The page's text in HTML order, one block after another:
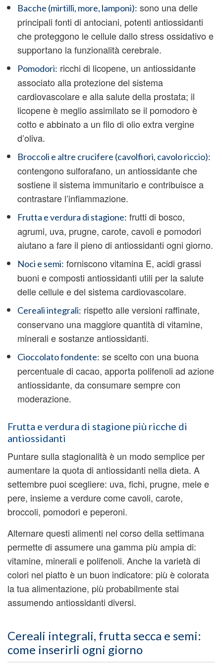
Bacche (mirtilli, more, lamponi): sono una delle
principali fonti di antociani, potenti antiossidanti
che proteggono le cellule dallo stress ossidativo e
supportano la funzionalità cerebrale.
Pomodori: ricchi di licopene, un antiossidante
associato alla protezione del sistema
cardiovascolare e alla salute della prostata; il
licopene è meglio assimilato se il pomodoro è
cotto e abbinato a un filo di olio extra vergine
d’oliva.
Broccoli e altre crucifere (cavolfiori, cavolo riccio):
contengono sulforafano, un antiossidante che
sostiene il sistema immunitario e contribuisce a
contrastare l’infiammazione.
Frutta e verdura di stagione: frutti di bosco,
agrumi, uva, prugne, carote, cavoli e pomodori
aiutano a fare il pieno di antiossidanti ogni giorno.
Noci e semi: forniscono vitamina E, acidi grassi
buoni e composti antiossidanti utili per la salute
delle cellule e del sistema cardiovascolare.
Cereali integrali: rispetto alle versioni raffinate,
conservano una maggiore quantità di vitamine,
minerali e sostanze antiossidanti.
Cioccolato fondente: se scelto con una buona
percentuale di cacao, apporta polifenoli ad azione
antiossidante, da consumare sempre con
moderazione.
Frutta e verdura di stagione più ricche di
antiossidanti
Puntare sulla stagionalità è un modo semplice per
aumentare la quota di antiossidanti nella dieta. A
settembre puoi scegliere: uva, fichi, prugne, mele e
pere, insieme a verdure come cavoli, carote,
broccoli, pomodori e peperoni.
Alternare questi alimenti nel corso della settimana
permette di assumere una gamma più ampia di:
vitamine, minerali e polifenoli. Anche la varietà di
colori nel piatto è un buon indicatore: più è colorata
la tua alimentazione, più probabilmente stai
assumendo antiossidanti diversi.
Cereali integrali, frutta secca e semi:
come inserirli ogni giorno